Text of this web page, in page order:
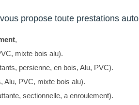
propose toute prestations
,
mixte bois alu).
persienne, en bois, Alu, PVC).
Alu, PVC, mixte bois alu).
sectionnelle, a enroulement).